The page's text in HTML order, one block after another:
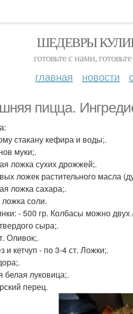
ШЕДЕВРЫ
готовьте с нами,
главная новости
пицца.
стакану кефира и воды;.
муки;.
ложка сухих дрожжей;.
ложек растительного масла
ложка сахара;.
соли.
- 500 гр. Колбасы можно
сыра;.
Оливок;.
и кетчуп - по 3-4 ст. Ложки;.
белая луковица;.
перец.